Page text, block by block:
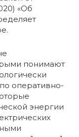
«Об
понимают
оперативно-
энергии